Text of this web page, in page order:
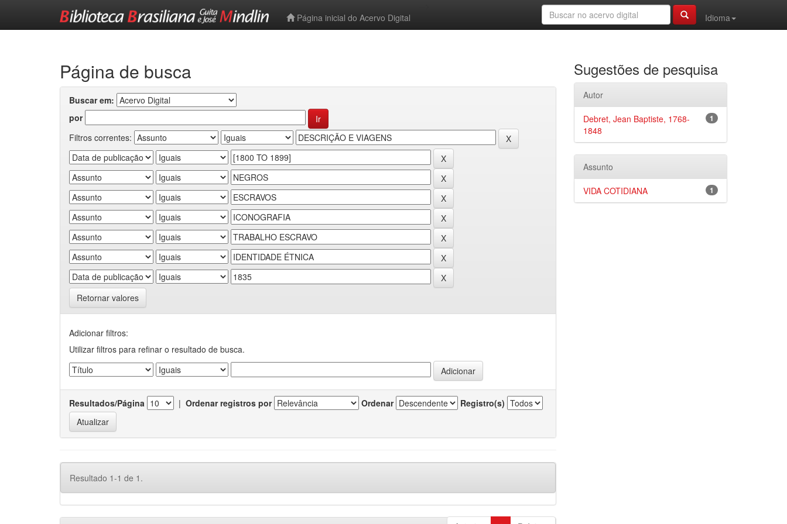
Página inicial do Acervo Digital
Idioma
Página de busca
Buscar em:
por
Filtros correntes:
Retornar valores
Adicionar filtros:
Utilizar filtros para refinar o resultado de busca.
Resultados/Página | Ordenar registros por Ordenar Registro(s)
Resultado 1-1 de 1.
Sugestões de pesquisa
Autor
1
Debret, Jean Baptiste, 1768-
1848
Assunto
1
VIDA COTIDIANA